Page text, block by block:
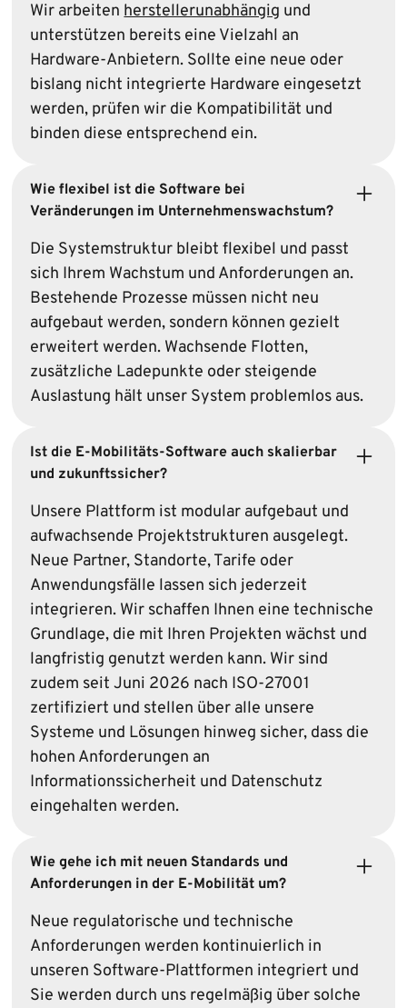
Wir arbeitenherstellerunabhängig und
unterstützen bereits eine Vielzahl an
Hardware-Anbietern. Sollte eine neue oder
bislang nicht integrierte Hardware eingesetzt
werden, prüfen wir die Kompatibilität und
binden diese entsprechend ein.
Wie flexibel ist die Software bei
Veränderungen im Unternehmenswachstum?
Die Systemstruktur bleibt flexibel und passt
sich Ihrem Wachstum und Anforderungen an.
Bestehende Prozesse müssen nicht neu
aufgebaut werden, sondern können gezielt
erweitert werden. Wachsende Flotten,
zusätzliche Ladepunkte oder steigende
Auslastung hält unser System problemlos aus.
Ist die E-Mobilitäts-Software auch skalierbar
und zukunftssicher?
Unsere Plattform ist modular aufgebaut und
aufwachsende Projektstrukturen ausgelegt.
Neue Partner, Standorte, Tarife oder
Anwendungsfälle lassen sich jederzeit
integrieren. Wir schaffen Ihnen eine technische
Grundlage, die mit Ihren Projekten wächst und
langfristig genutzt werden kann. Wir sind
zudem seit Juni 2026 nach ISO-27001
zertifiziert und stellen über alle unsere
Systeme und Lösungen hinweg sicher, dass die
hohen Anforderungen an
Informationssicherheit und Datenschutz
eingehalten werden.
Wie gehe ich mit neuen Standards und
Anforderungen in der E-Mobilität um?
Neue regulatorische und technische
Anforderungen werden kontinuierlich in
unseren Software-Plattformen integriert und
Sie werden durch uns regelmäßig über solche